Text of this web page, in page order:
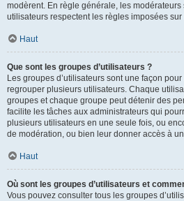
modèrent. En règle générale, les
utilisateurs respectent les règles imposées sur
Haut
Que sont les groupes d’utilisateurs ?
Les groupes d’utilisateurs sont une façon
regrouper plusieurs utilisateurs. Chaque
groupes et chaque groupe peut détenir des
facilite les tâches aux administrateurs qui
plusieurs utilisateurs en une seule fois, ou
de modération, ou bien leur donner accès à
Haut
Où sont les groupes d’utilisateurs et
Vous pouvez consulter tous les groupes